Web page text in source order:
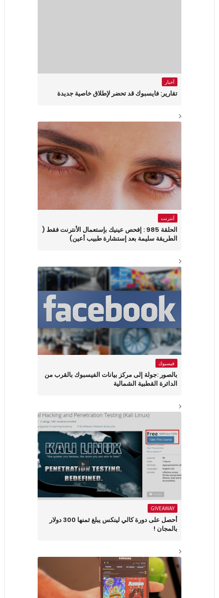
أخبار
تقارير: فايسبوك قد تحضر لإطلاق خاصية جديدة
أنترنت
الحلقة 985 : إفحص عينيك بإستعمال الأنترنت فقط (
الطريقة سليمة بعد إستشارة طبيب أعين)
فيسبوك
بالصور :جولة إلى مركز بيانات الفيسبوك بالقرب من
الدائرة القطبية الشمالية
GIVEAWAY
أحصل على دورة كالي لينكس يبلغ ثمنها 300 دولار
بالمجان !